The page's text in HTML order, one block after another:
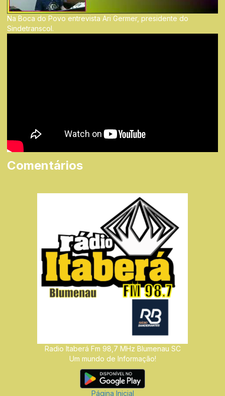
Na Boca do Povo entrevista Ari Germer, presidente do
Sindetranscol.
Comentários
Radio Itaberá Fm 98,7 MHz Blumenau SC
Um mundo de Informação!
Página Inicial